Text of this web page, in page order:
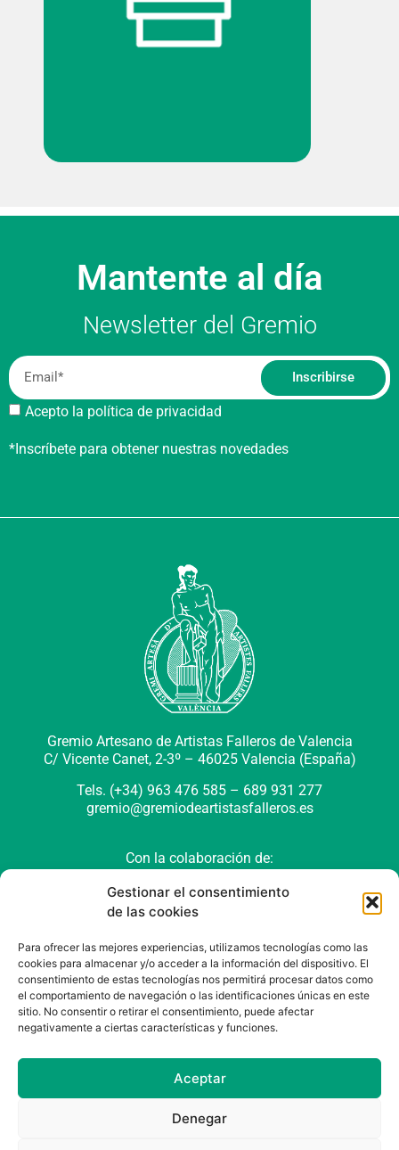
Gestionar el consentimiento
de las cookies
Para ofrecer las mejores experiencias, utilizamos tecnologías como las
cookies para almacenar y/o acceder a la información del dispositivo. El
consentimiento de estas tecnologías nos permitirá procesar datos como
el comportamiento de navegación o las identificaciones únicas en este
sitio. No consentir o retirar el consentimiento, puede afectar
negativamente a ciertas características y funciones.
Aceptar
Denegar
Mantente al día
Newsletter del Gremio
Acepto la política de privacidad
Inscribirse
*Inscríbete para obtener nuestras novedades
Gremio Artesano de Artistas Falleros de Valencia
C/ Vicente Canet, 2-3º – 46025 Valencia (España)
Tels. (+34) 963 476 585 – 689 931 277
gremio@gremiodeartistasfalleros.es
Con la colaboración de:
Política de cookies (UE) Política de privacidad
Aviso Legal